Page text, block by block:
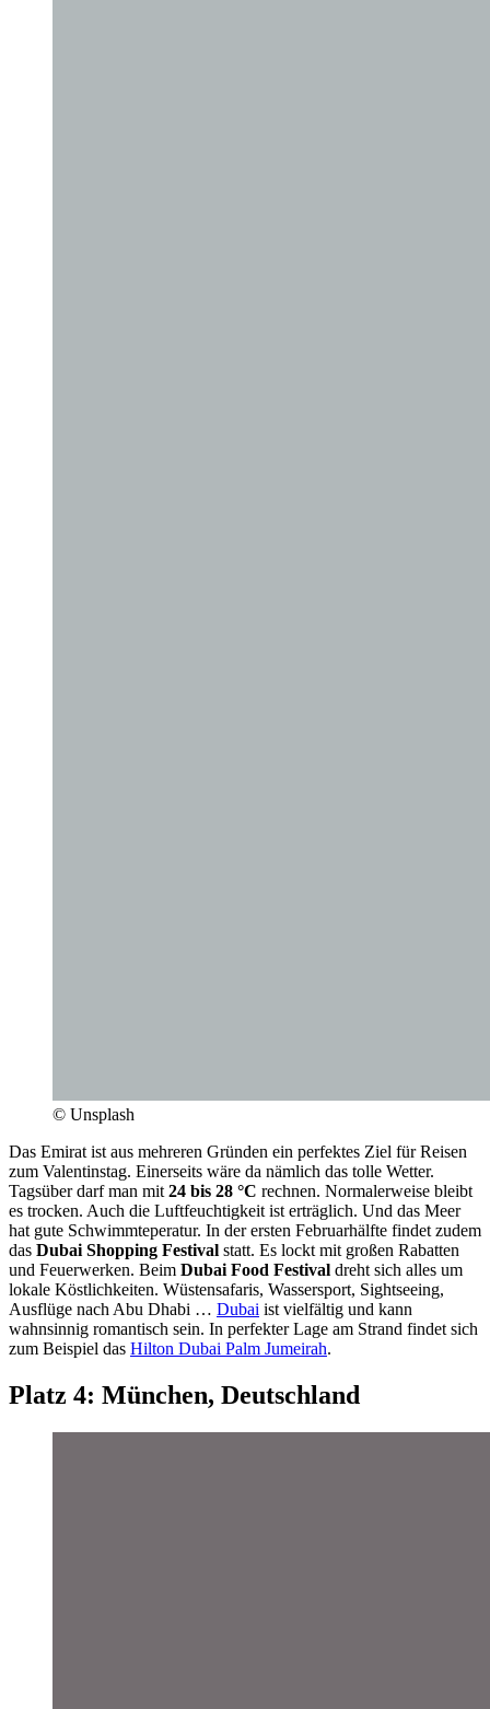
© Unsplash
Das Emirat ist aus mehreren Gründen ein perfektes Ziel für Reisen
zum Valentinstag. Einerseits wäre da nämlich das tolle Wetter.
Tagsüber darf man mit 24 bis 28 °C rechnen. Normalerweise bleibt
es trocken. Auch die Luftfeuchtigkeit ist erträglich. Und das Meer
hat gute Schwimmteperatur. In der ersten Februarhälfte findet zudem
das Dubai Shopping Festival statt. Es lockt mit großen Rabatten
und Feuerwerken. Beim Dubai Food Festival dreht sich alles um
lokale Köstlichkeiten. Wüstensafaris, Wassersport, Sightseeing,
Ausflüge nach Abu Dhabi … Dubai ist vielfältig und kann
wahnsinnig romantisch sein. In perfekter Lage am Strand findet sich
zum Beispiel das Hilton Dubai Palm Jumeirah.
Platz 4: München, Deutschland